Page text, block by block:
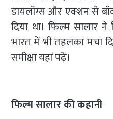
डायलॉग्स और एक्शन से
दिया था। फिल्म सालार
भारत में भी तहलका मचा
समीक्षा यहां पढ़ें।
फिल्म सालार की कहानी